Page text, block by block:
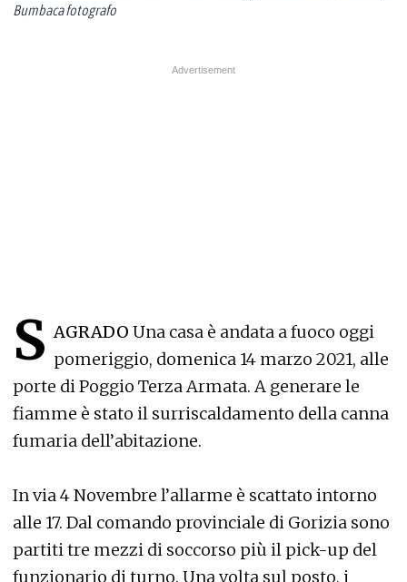
Bumbaca fotografo
S AGRADO Una casa è andata a fuoco oggi
pomeriggio, domenica 14 marzo 2021, alle
porte di Poggio Terza Armata. A generare le
fiamme è stato il surriscaldamento della canna
fumaria dell’abitazione.
In via 4 Novembre l’allarme è scattato intorno
alle 17. Dal comando provinciale di Gorizia sono
partiti tre mezzi di soccorso più il pick-up del
funzionario di turno. Una volta sul posto, i